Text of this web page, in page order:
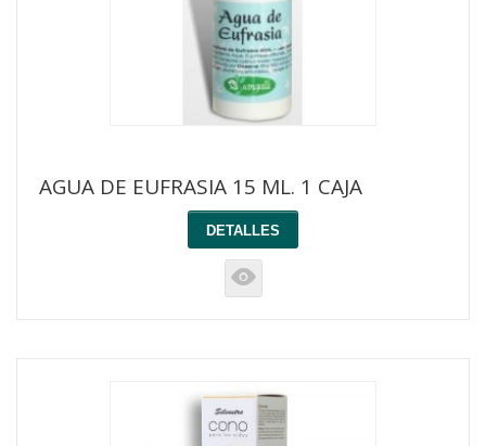
AGUA DE EUFRASIA 15 ML. 1 CAJA
DETALLES
K